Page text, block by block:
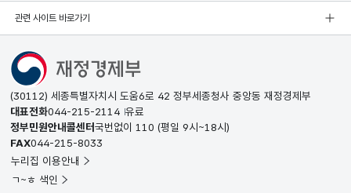
관련 사이트 바로가기
(30112) 세종특별자치시 도움6로 42 정부세종청사 중앙동 재정경제부
대표전화044-215-2114 유료
정부민원안내콜센터국번없이 110 (평일 9시~18시)
FAX044-215-8033
누리집 이용안내
ㄱ~ㅎ 색인